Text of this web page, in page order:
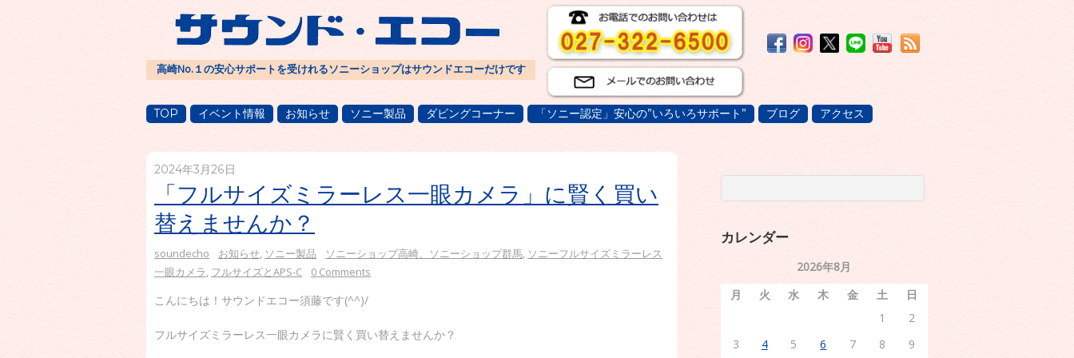
高崎No.１の安心サポートを受けれるソニーショップはサウンドエコーだけです
TOP イベント情報 お知らせ ソニー製品 ダビングコーナー 「ソニー認定」安心の”いろいろサポート” ブログ アクセス
2024年3月26日
「フルサイズミラーレス一眼カメラ」に賢く買い
替えませんか？
soundecho お知らせ ソニー製品 ソニーショップ高崎、ソニーショップ群馬 ソニーフルサイズミラーレス
一眼カメラ フルサイズとAPS-C 0 Comments
こんにちは！サウンドエコー須藤です(^^)/
フルサイズミラーレス一眼カメラに賢く買い替えませんか？
カレンダー
2026年8月
月
火 水 木 金 土
日
1
2
3
4 5 6 7 8 9